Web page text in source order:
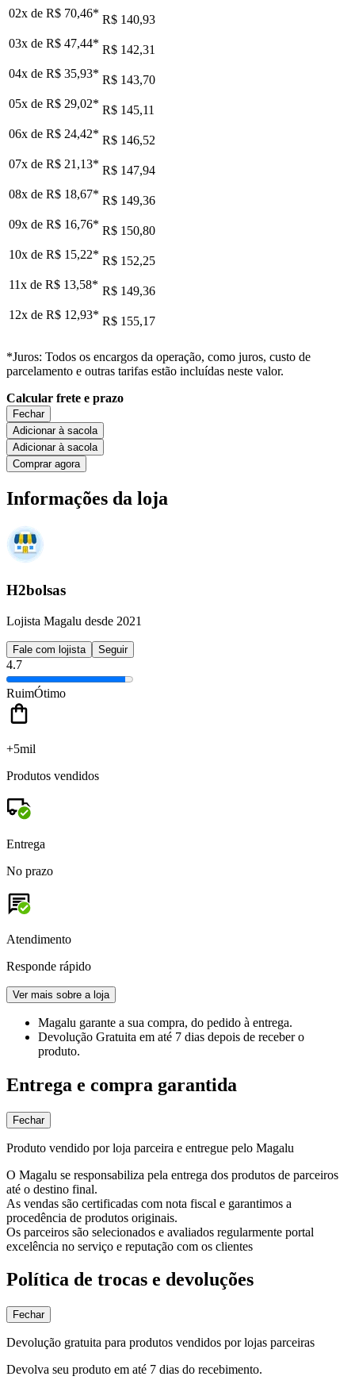
02x de R$ 70,46* R$ 140,93
03x de R$ 47,44* R$ 142,31
04x de R$ 35,93* R$ 143,70
05x de R$ 29,02* R$ 145,11
06x de R$ 24,42* R$ 146,52
07x de R$ 21,13* R$ 147,94
08x de R$ 18,67* R$ 149,36
09x de R$ 16,76* R$ 150,80
10x de R$ 15,22* R$ 152,25
11x de R$ 13,58* R$ 149,36
12x de R$ 12,93* R$ 155,17
*Juros: Todos os encargos da operação, como juros, custo de
parcelamento e outras tarifas estão incluídas neste valor.
Calcular frete e prazo
Fechar
Adicionar à sacola
Adicionar à sacola
Comprar agora
Informações da loja
H2bolsas
Lojista Magalu desde 2021
Fale com lojista Seguir
4.7
RuimÓtimo
+5mil
Produtos vendidos
Entrega
No prazo
Atendimento
Responde rápido
Ver mais sobre a loja
Magalu garante a sua compra, do pedido à entrega.
Devolução Gratuita em até 7 dias depois de receber o
produto.
Entrega e compra garantida
Fechar
Produto vendido por loja parceira e entregue pelo Magalu
O Magalu se responsabiliza pela entrega dos produtos de parceiros
até o destino final.
As vendas são certificadas com nota fiscal e garantimos a
procedência de produtos originais.
Os parceiros são selecionados e avaliados regularmente portal
excelência no serviço e reputação com os clientes
Política de trocas e devoluções
Fechar
Devolução gratuita para produtos vendidos por lojas parceiras
Devolva seu produto em até 7 dias do recebimento.